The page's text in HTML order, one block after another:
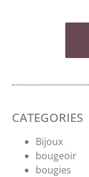
CATEGORIES
Bijoux
bougeoir
bougies